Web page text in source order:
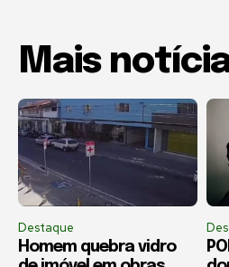
Mais
Destaque
Homem quebra vidro